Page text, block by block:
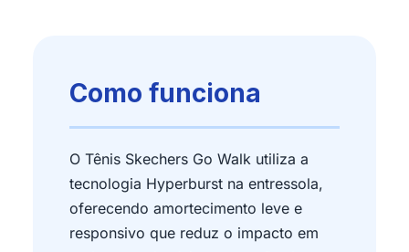
Como funciona
O Tênis Skechers Go Walk utiliza a
tecnologia Hyperburst na entressola,
oferecendo amortecimento leve e
responsivo que reduz o impacto em